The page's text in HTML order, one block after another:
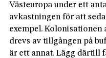
Västeuropa under ett
avkastningen för att
exempel. Kolonisationen
drevs av tillgången på
är ett annat. Lägg därtill